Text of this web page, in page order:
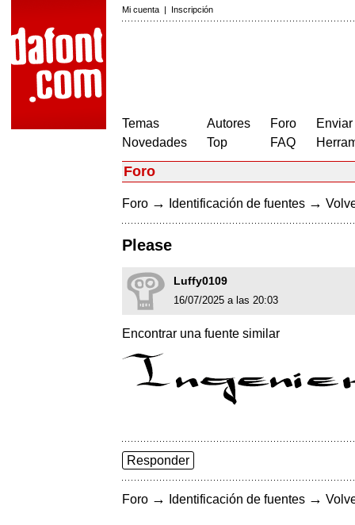
Mi cuenta | Inscripción
Temas
Novedades
Autores
Top
Foro
FAQ
Foro
Foro → Identificación de fuentes →
Please
Luffy0109
16/07/2025 a las 20:03
Encontrar una fuente similar
Responder
Foro → Identificación de fuentes →